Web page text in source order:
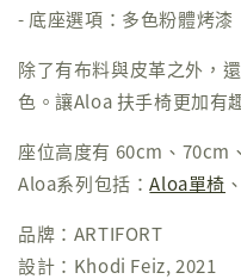
- 底座選項：多色粉體烤漆
除了有布料與皮革之外，
色。讓Aloa 扶手椅更加有
座位高度有 60cm、70cm
Aloa系列包括：Aloa單椅
品牌：ARTIFORT
設計：Khodi Feiz, 2021